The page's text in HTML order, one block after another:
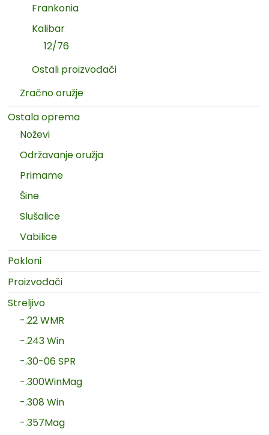
Frankonia
Kalibar
12/76
Ostali proizvođači
Zračno oružje
Ostala oprema
Noževi
Održavanje oružja
Primame
Šine
Slušalice
Vabilice
Pokloni
Proizvođači
Streljivo
-.22 WMR
-.243 Win
-.30-06 SPR
-.300WinMag
-.308 Win
-.357Mag